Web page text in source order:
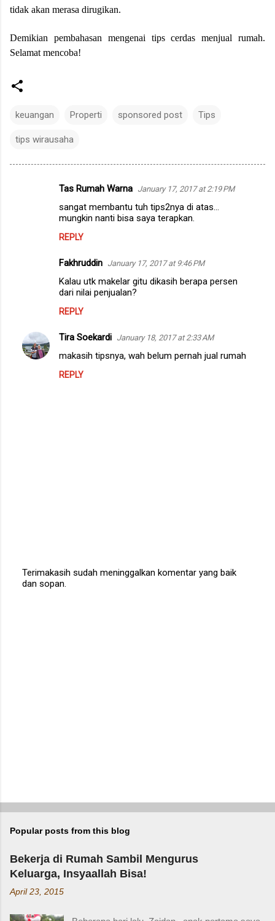
tidak akan merasa dirugikan.
Demikian pembahasan mengenai tips cerdas menjual rumah.
Selamat mencoba!
keuangan Properti sponsored post Tips
tips wirausaha
Tas Rumah Warna January 17, 2017 at 2:19 PM
sangat membantu tuh tips2nya di atas...
mungkin nanti bisa saya terapkan.
REPLY
Fakhruddin January 17, 2017 at 9:46 PM
Kalau utk makelar gitu dikasih berapa persen
dari nilai penjualan?
REPLY
Tira Soekardi January 18, 2017 at 2:33 AM
makasih tipsnya, wah belum pernah jual rumah
REPLY
P
Terimakasih sudah meninggalkan komentar yang baik
dan sopan.
Popular posts from this blog
Bekerja di Rumah Sambil Mengurus
Keluarga, Insyaallah Bisa!
April 23, 2015